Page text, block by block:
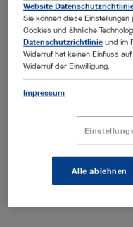
Zur
Lieferumfang
27677SX
Website
Sie können diese
Cookies und ähnliche
Datenschutzrichtlinie und im
Widerruf hat keinen Einfluss
Widerruf der Einwilligung.
Impressum
Alle ablehnen